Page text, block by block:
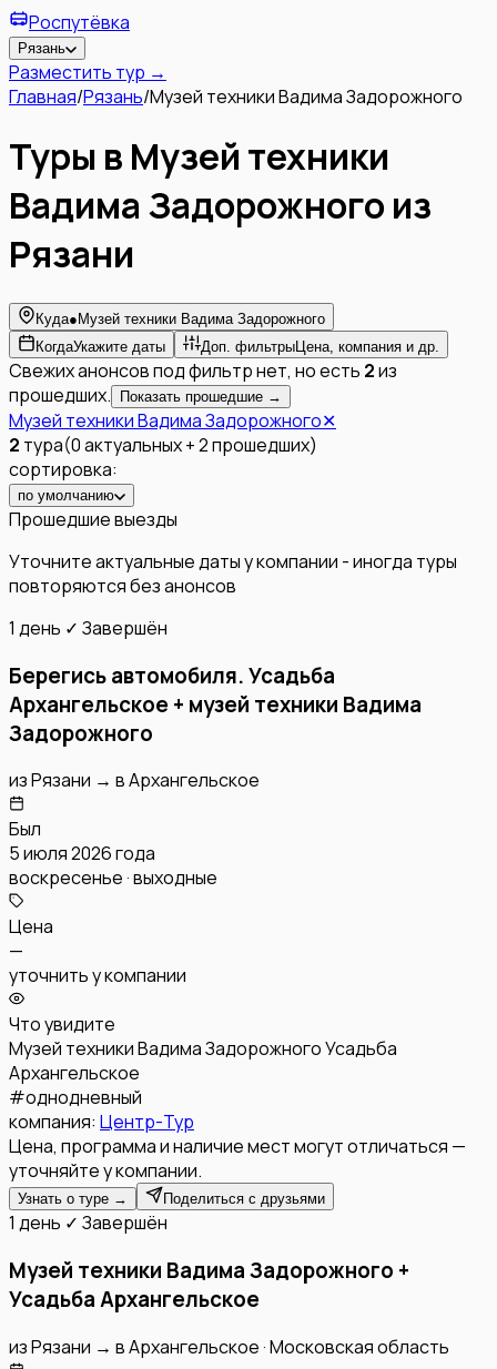
Роспутёвка
Рязань
Разместить тур →
Главная/Рязань/Музей техники Вадима Задорожного
Туры в Музей техники
Вадима Задорожного из
Рязани
Куда● Музей техники Вадима Задорожного
КогдаУкажите даты Доп. фильтры Цена, компания и др.
Свежих анонсов под фильтр нет, но есть 2из
прошедших.
Показать прошедшие →
Музей техники Вадима Задорожного✕
2 тура(0актуальных+2прошедших)
сортировка:
по умолчанию
Прошедшие выезды
Уточните актуальные даты у компании - иногда туры
повторяются без анонсов
1 день ✓ Завершён
Берегись автомобиля. Усадьба
Архангельское + музей техники Вадима
Задорожного
изРязани → вАрхангельское
Был
5 июля 2026 года
воскресенье · выходные
Цена
—
уточнить у компании
Что увидите
Музей техники Вадима ЗадорожногоУсадьба
Архангельское
#однодневный
компания: Центр-Тур
Цена, программа и наличие мест могут отличаться —
уточняйте у компании.
Узнать о туре → Поделиться с друзьями
1 день ✓ Завершён
Музей техники Вадима Задорожного +
Усадьба Архангельское
изРязани → вАрхангельское·Московская область